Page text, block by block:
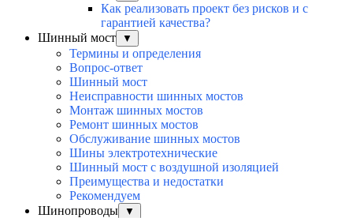
Как реализовать проект без рисков и с
гарантией качества?
Шинный мост
▼
Термины и определения
Вопрос-ответ
Шинный мост
Неисправности шинных мостов
Монтаж шинных мостов
Ремонт шинных мостов
Обслуживание шинных мостов
Шины электротехнические
Шинный мост с воздушной изоляцией
Преимущества и недостатки
Рекомендуем
Шинопроводы
▼